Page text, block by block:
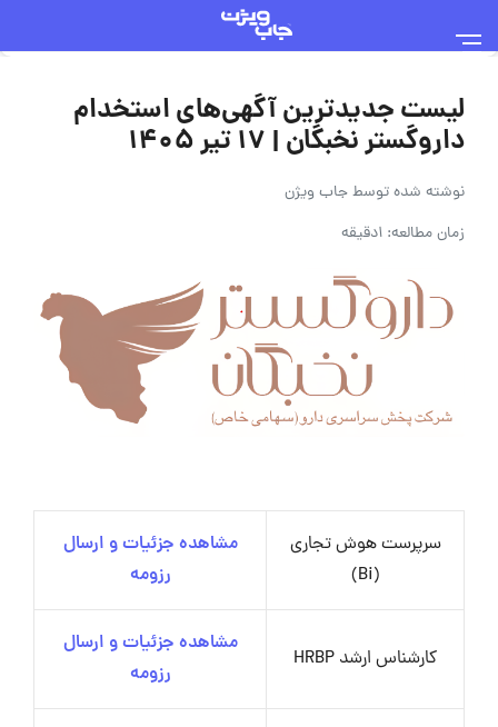
لیست جدیدترین آگهی‌های استخدام
داروگستر نخبگان | ۱۷ تیر ۱۴۰۵
نوشته شده توسطجاب ویژن
زمان مطالعه: 1دقیقه
سرپرست هوش تجاری
(Bi)
مشاهده جزئیات و ارسال
رزومه
کارشناس ارشد HRBP
مشاهده جزئیات و ارسال
رزومه